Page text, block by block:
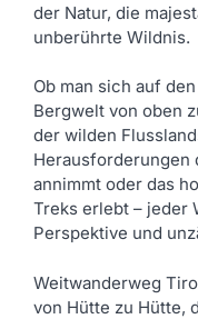
der Natur, die
unberührte Wildnis.
Ob man sich auf
Bergwelt von oben
der wilden
Herausforderungen
annimmt oder das
Treks erlebt – jeder
Perspektive und
Weitwanderweg
von Hütte zu Hütte,